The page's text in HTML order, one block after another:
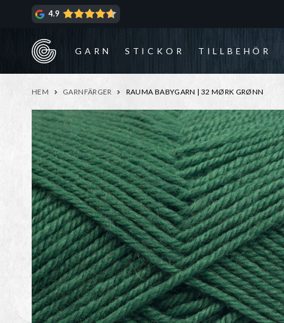
4.9
GARN STICKOR TILLBEHÖR
HEM GARNFÄRGER RAUMA BABYGARN | 32 MØRK GRØNN